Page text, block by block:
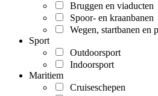
Bruggen en viaducten
Spoor- en kraanbanen
Wegen, startbanen en
Sport
Outdoorsport
Indoorsport
Maritiem
Cruiseschepen